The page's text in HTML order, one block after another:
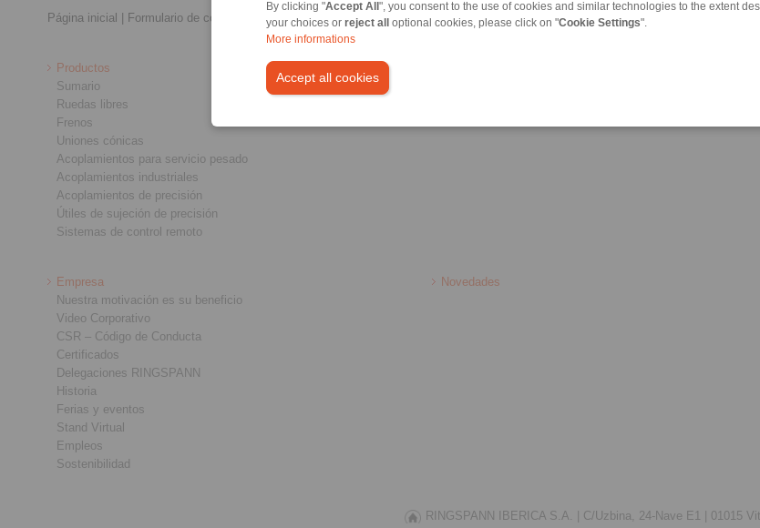
By clicking "Accept All ", you consent to the use of cookies and similar technologies to the extent
your choices or reject all optional cookies, please click on "Cookie Settings".
More informations
Accept all cookies
Página inicial Formulario de contacto Impreso|Protección de datos personales |Condiciones de entrega y pago
Productos
Sumario
Ruedas libres
Frenos
Uniones cónicas
Acoplamientos para servicio pesado
Acoplamientos industriales
Acoplamientos de precisión
Útiles de sujeción de precisión
Sistemas de control remoto
Empresa
Nuestra motivación es su beneficio
Video Corporativo
CSR – Código de Conducta
Certificados
Delegaciones RINGSPANN
Historia
Ferias y eventos
Stand Virtual
Empleos
Sostenibilidad
Novedades
RINGSPANN IBERICA S.A. | C/Uzbina, 24-Nave E1 | 01015